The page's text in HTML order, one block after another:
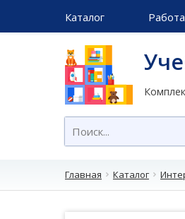
Каталог
Главная Каталог